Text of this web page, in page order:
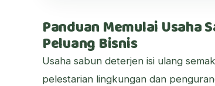
Panduan Memulai Usaha
Peluang Bisnis
Usaha sabun deterjen isi ulang
pelestarian lingkungan dan